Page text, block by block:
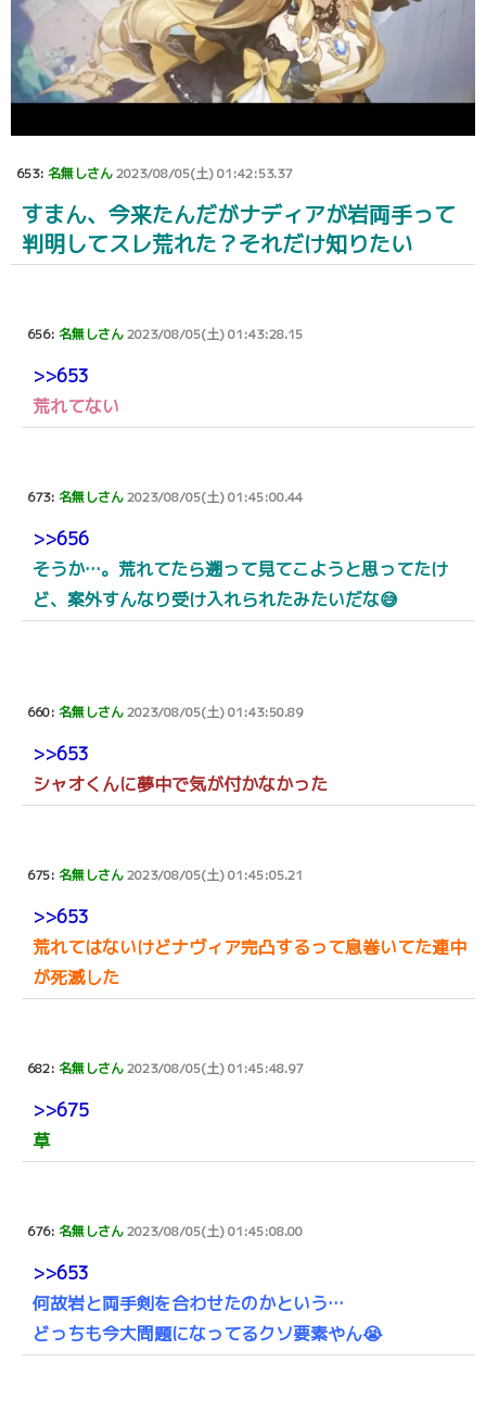
653: 名無しさん2023/08/05(土) 01:42:53.37
すまん、今来たんだがナディアが岩両手って
判明してスレ荒れた？それだけ知りたい
656: 名無しさん2023/08/05(土) 01:43:28.15
>>653
荒れてない
673: 名無しさん2023/08/05(土) 01:45:00.44
>>656
そうか…。荒れてたら遡って見てこようと思ってたけ
ど、案外すんなり受け入れられたみたいだな😅
660: 名無しさん2023/08/05(土) 01:43:50.89
>>653
シャオくんに夢中で気が付かなかった
675: 名無しさん2023/08/05(土) 01:45:05.21
>>653
荒れてはないけどナヴィア完凸するって息巻いてた連中
が死滅した
682: 名無しさん2023/08/05(土) 01:45:48.97
>>675
草
676: 名無しさん2023/08/05(土) 01:45:08.00
>>653
何故岩と両手剣を合わせたのかという…
どっちも今大問題になってるクソ要素やん😭